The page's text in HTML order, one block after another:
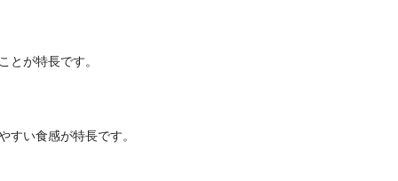
とが特長です。
い食感が特長です。